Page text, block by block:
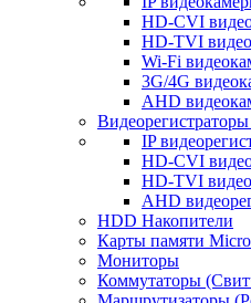
HD-CVI
HD-TVI
Wi-Fi
3G/4G
AHD
IP
HD-CVI
HD-TVI
AHD
HDD Накопители
Карты памяти
Мониторы
Коммутаторы